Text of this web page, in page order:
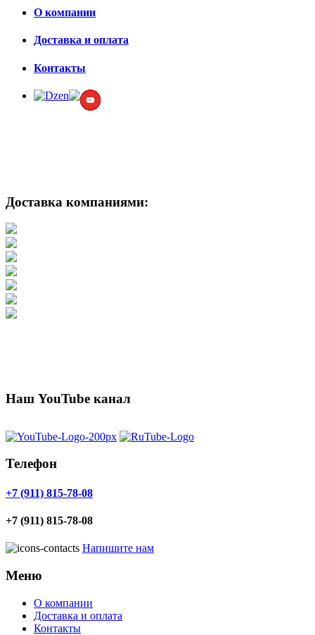
О компании
Доставка и оплата
Контакты
Доставка компаниями:
Наш YouTube канал
Телефон
+7 (911) 815-78-08
+7 (911) 815-78-08
Напишите нам
Меню
О компании
Доставка и оплата
Контакты